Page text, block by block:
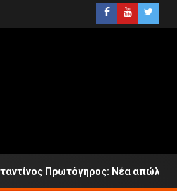
Πρωτόγηρος: Νέα απώλεια